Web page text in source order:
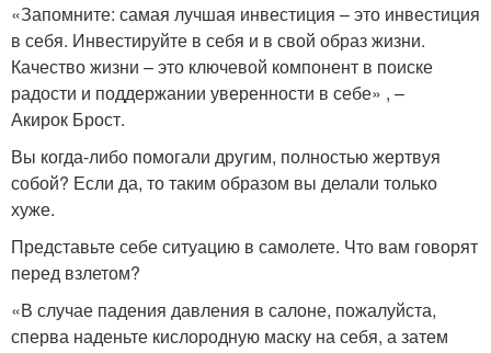
«Запомните: самая лучшая инвестиция – это инвестиция
в себя. Инвестируйте в себя и в свой образ жизни.
Качество жизни – это ключевой компонент в поиске
радости и поддержании уверенности в себе» , –
Акирок Брост.
Вы когда-либо помогали другим, полностью жертвуя
собой? Если да, то таким образом вы делали только
хуже.
Представьте себе ситуацию в самолете. Что вам говорят
перед взлетом?
«В случае падения давления в салоне, пожалуйста,
сперва наденьте кислородную маску на себя, а затем